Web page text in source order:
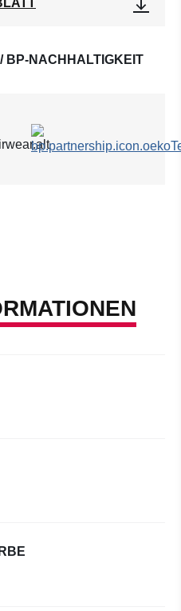
BP-NACHHALTIGKEIT